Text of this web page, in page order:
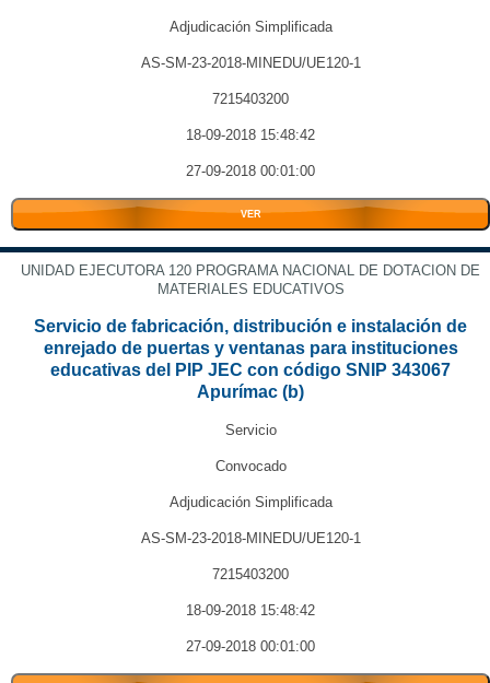
Adjudicación Simplificada
AS-SM-23-2018-MINEDU/UE120-1
7215403200
18-09-2018 15:48:42
27-09-2018 00:01:00
VER
UNIDAD EJECUTORA 120 PROGRAMA NACIONAL DE DOTACION DE
MATERIALES EDUCATIVOS
Servicio de fabricación, distribución e instalación de
enrejado de puertas y ventanas para instituciones
educativas del PIP JEC con código SNIP 343067
Apurímac (b)
Servicio
Convocado
Adjudicación Simplificada
AS-SM-23-2018-MINEDU/UE120-1
7215403200
18-09-2018 15:48:42
27-09-2018 00:01:00